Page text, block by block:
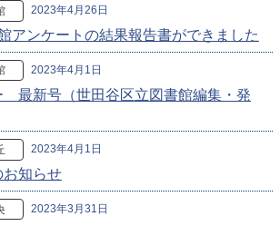
2023年4月26日
アンケートの結果報告書ができました
2023年4月1日
最新号（世田谷区立図書館編集・発
2023年4月1日
お知らせ
2023年3月31日